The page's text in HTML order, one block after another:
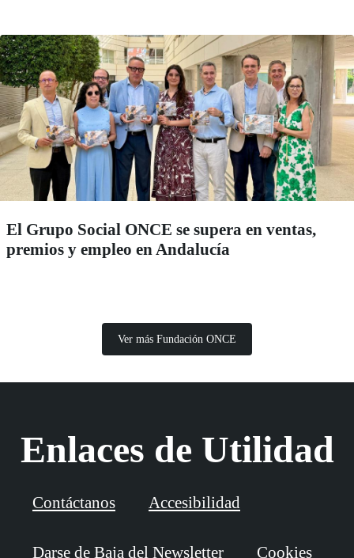
El Grupo Social ONCE se supera en ventas,
premios y empleo en Andalucía
Ver más Fundación ONCE
Enlaces de Utilidad
Contáctanos Accesibilidad
Darse de Baja del Newsletter Cookies